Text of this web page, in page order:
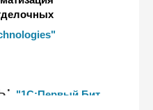
от
устаревшего
платформе на
"1С:Первый Бит,